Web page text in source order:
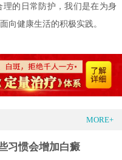
的日常防护，我们是在为身
向健康生活的积极实践。
MORE+
习惯会增加白癜